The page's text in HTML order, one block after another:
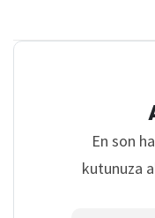
En son
kutunuza